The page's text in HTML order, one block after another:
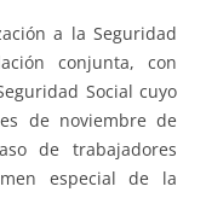
a la Seguridad
conjunta, con
Social cuyo
de noviembre de
de trabajadores
especial de la